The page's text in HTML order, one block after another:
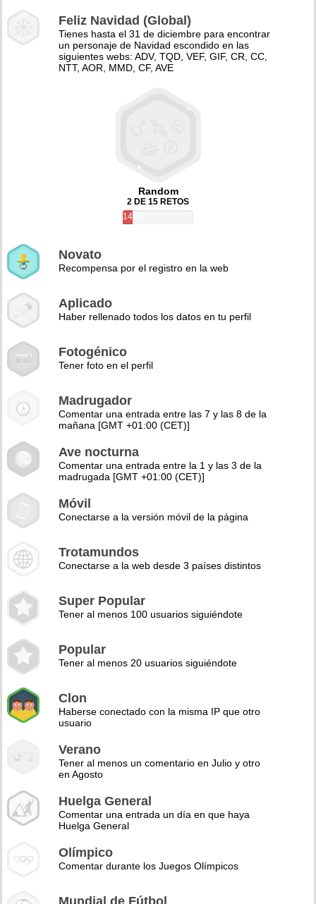
Feliz Navidad (Global)
Tienes hasta el 31 de diciembre para encontrar
un personaje de Navidad escondido en las
siguientes webs: ADV, TQD, VEF, GIF, CR, CC,
NTT, AOR, MMD, CF, AVE
Random
2 DE 15 RETOS
14%
Novato
Recompensa por el registro en la web
Aplicado
Haber rellenado todos los datos en tu perfil
Fotogénico
Tener foto en el perfil
Madrugador
Comentar una entrada entre las 7 y las 8 de la
mañana [GMT +01:00 (CET)]
Ave nocturna
Comentar una entrada entre la 1 y las 3 de la
madrugada [GMT +01:00 (CET)]
Móvil
Conectarse a la versión móvil de la página
Trotamundos
Conectarse a la web desde 3 países distintos
Super Popular
Tener al menos 100 usuarios siguiéndote
Popular
Tener al menos 20 usuarios siguiéndote
Clon
Haberse conectado con la misma IP que otro
usuario
Verano
Tener al menos un comentario en Julio y otro
en Agosto
Huelga General
Comentar una entrada un día en que haya
Huelga General
Olímpico
Comentar durante los Juegos Olímpicos
Mundial de Fútbol